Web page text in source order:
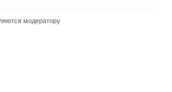
модератору